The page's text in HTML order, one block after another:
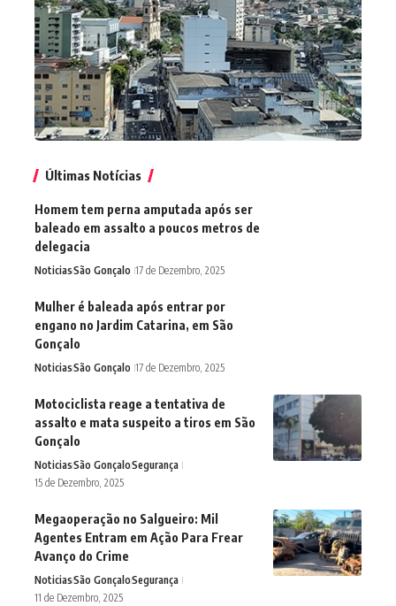
Últimas Notícias
Homem tem perna amputada após ser
baleado em assalto a poucos metros de
delegacia
NoticiasSão Gonçalo 17 de Dezembro, 2025
Mulher é baleada após entrar por
engano no Jardim Catarina, em São
Gonçalo
NoticiasSão Gonçalo 17 de Dezembro, 2025
Motociclista reage a tentativa de
assalto e mata suspeito a tiros em São
Gonçalo
NoticiasSão GonçaloSegurança
15 de Dezembro, 2025
Megaoperação no Salgueiro: Mil
Agentes Entram em Ação Para Frear
Avanço do Crime
NoticiasSão GonçaloSegurança
11 de Dezembro, 2025